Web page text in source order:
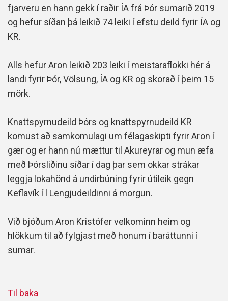
fjarveru en hann gekk í raðir ÍA frá Þór sumarið 2019
og hefur síðan þá leikið 74 leiki í efstu deild fyrir ÍA og
KR.
Alls hefur Aron leikið 203 leiki í meistaraflokki hér á
landi fyrir Þór, Völsung, ÍA og KR og skorað í þeim 15
mörk.
Knattspyrnudeild Þórs og knattspyrnudeild KR
komust að samkomulagi um félagaskipti fyrir Aron í
gær og er hann nú mættur til Akureyrar og mun æfa
með Þórsliðinu síðar í dag þar sem okkar strákar
leggja lokahönd á undirbúning fyrir útileik gegn
Keflavík í l Lengjudeildinni á morgun.
Við bjóðum Aron Kristófer velkominn heim og
hlökkum til að fylgjast með honum í baráttunni í
sumar.
Til baka